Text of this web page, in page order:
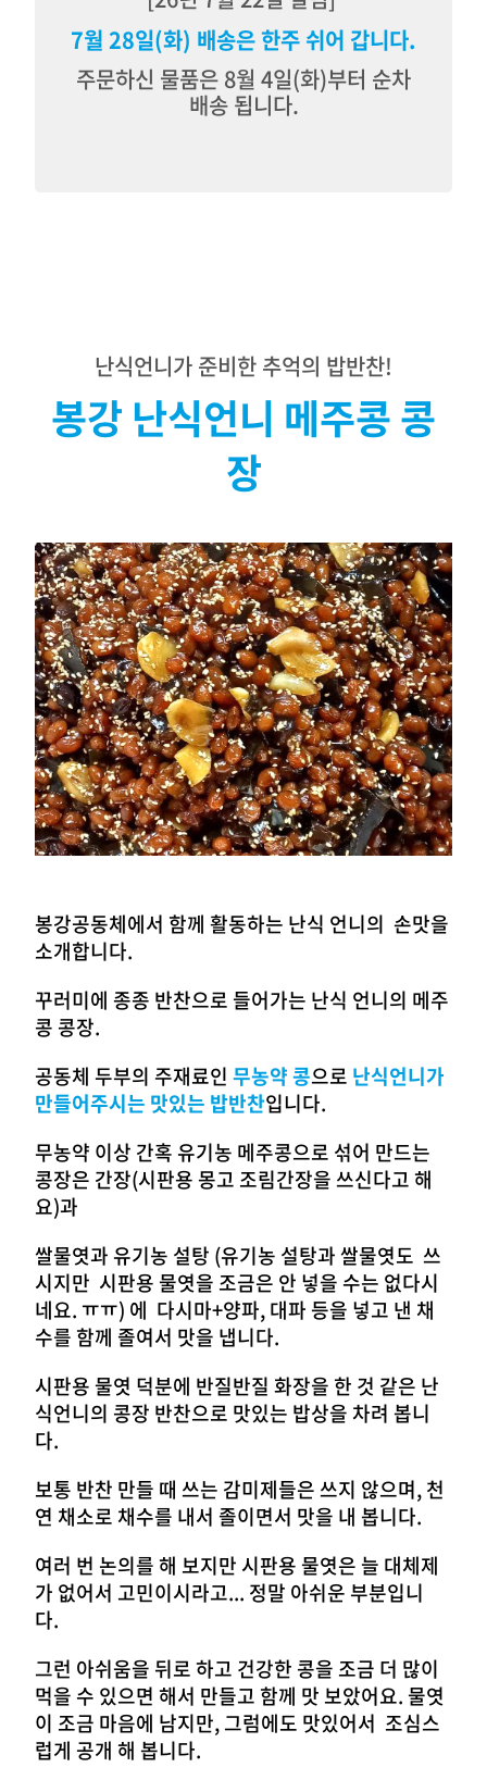
7월 28일(화) 배송은 한주 쉬어 갑니다.
주문하신 물품은 8월 4일(화)부터 순차
배송 됩니다.
난식언니가 준비한 추억의 밥반찬!
봉강 난식언니 메주콩 콩
장
봉강공동체에서 함께 활동하는 난식 언니의 손맛을
소개합니다.
꾸러미에 종종 반찬으로 들어가는 난식 언니의 메주
콩 콩장.
공동체 두부의 주재료인무농약 콩으로 난식언니가
만들어주시는 맛있는 밥반찬입니다.
무농약 이상 간혹 유기농 메주콩으로 섞어 만드는
콩장은 간장(시판용 몽고 조림간장을 쓰신다고 해
요)과
쌀물엿과 유기농 설탕 (유기농 설탕과 쌀물엿도 쓰
시지만 시판용 물엿을 조금은 안 넣을 수는 없다시
네요. ㅠㅠ) 에 다시마+양파, 대파 등을 넣고 낸 채
수를 함께 졸여서 맛을 냅니다.
시판용 물엿 덕분에 반질반질 화장을 한 것 같은 난
식언니의 콩장 반찬으로 맛있는 밥상을 차려 봅니
다.
보통 반찬 만들 때 쓰는 감미제들은 쓰지 않으며, 천
연 채소로 채수를 내서 졸이면서 맛을 내 봅니다.
여러 번 논의를 해 보지만 시판용 물엿은 늘 대체제
가 없어서 고민이시라고... 정말 아쉬운 부분입니
다.
그런 아쉬움을 뒤로 하고 건강한 콩을 조금 더 많이
먹을 수 있으면 해서 만들고 함께 맛 보았어요. 물엿
이 조금 마음에 남지만, 그럼에도 맛있어서 조심스
럽게 공개 해 봅니다.